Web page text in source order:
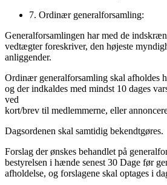
7. Ordinær generalforsamling:
Generalforsamlingen har med de
vedtægter foreskriver, den højeste
anliggender.
Ordinær generalforsamling skal afholdes
og der indkaldes med mindst 10 dages
ved
kort/brev til medlemmerne, eller
Dagsordenen skal samtidig bekendtgøres.
Forslag der ønskes behandlet på
bestyrelsen i hænde senest 30 Dage før
afholdelse, og forslagene skal optages i